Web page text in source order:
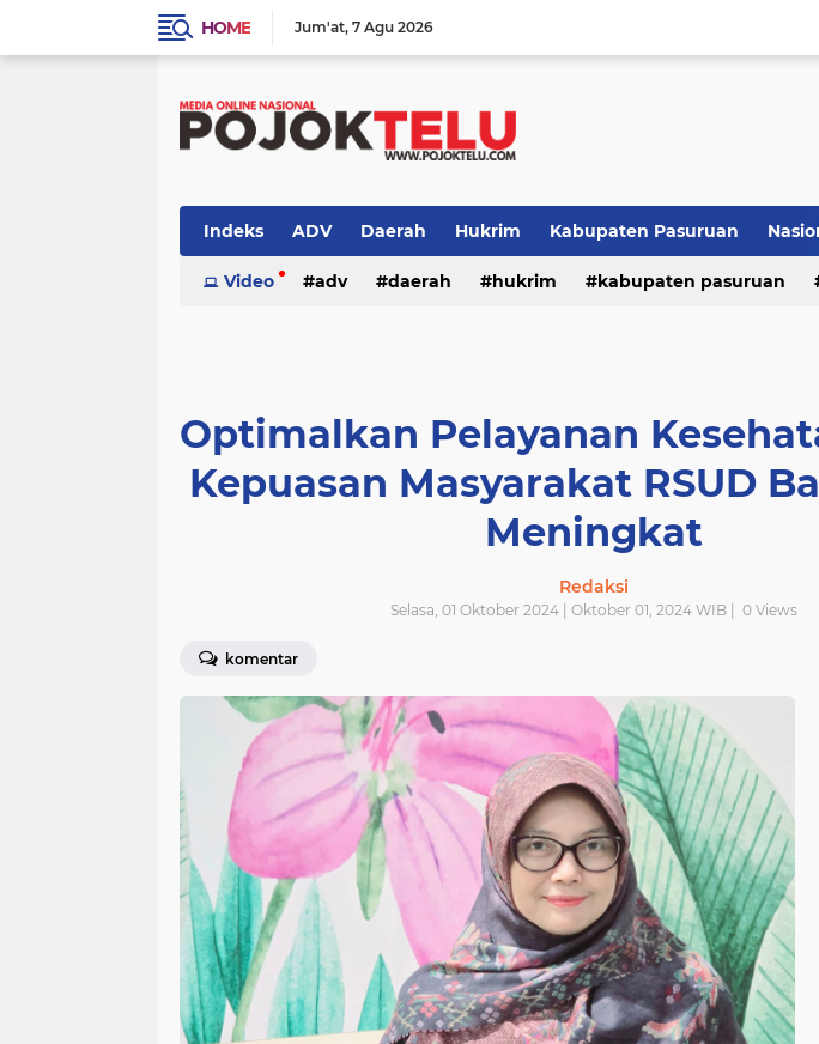
HOME Jum'at 7 Agu 2026
Indeks ADV Daerah Hukrim Kabupaten Pasuruan
Sidoarjo TNI - POLRI TNI-POLRI
Video adv daerah hukrim kabupaten pasuruan
Optimalkan Pelayanan
Kepuasan Masyarakat RSUD
Meningkat
Redaksi
Selasa, 01 Oktober 2024 | Oktober 01, 2024 WIB | 0 Views
komentar